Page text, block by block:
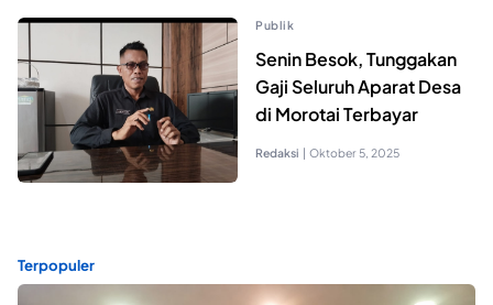
Publik
Senin Besok, Tunggakan
Gaji Seluruh Aparat Desa
di Morotai Terbayar
Redaksi | Oktober 5, 2025
Terpopuler